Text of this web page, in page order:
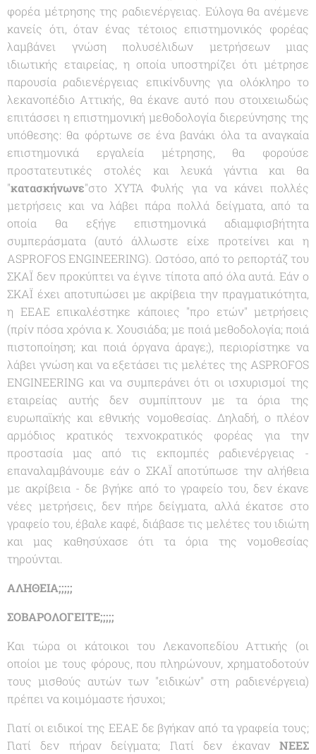
φορέα μέτρησης της ραδιενέργειας. Εύλογα θα ανέμενε
κανείς ότι, όταν ένας τέτοιος επιστημονικός φορέας
λαμβάνει γνώση πολυσέλιδων μετρήσεων μιας
ιδιωτικής εταιρείας, η οποία υποστηρίζει ότι μέτρησε
παρουσία ραδιενέργειας επικίνδυνης για ολόκληρο το
λεκανοπέδιο Αττικής, θα έκανε αυτό που στοιχειωδώς
επιτάσσει η επιστημονική μεθοδολογία διερεύνησης της
υπόθεσης: θα φόρτωνε σε ένα βανάκι όλα τα αναγκαία
επιστημονικά εργαλεία μέτρησης, θα φορούσε
προστατευτικές στολές και λευκά γάντια και θα
"κατασκήνωνε"στο ΧΥΤΑ Φυλής για να κάνει πολλές
μετρήσεις και να λάβει πάρα πολλά δείγματα, από τα
οποία θα εξήγε επιστημονικά αδιαμφισβήτητα
συμπεράσματα (αυτό άλλωστε είχε προτείνει και η
ASPROFOS ENGINEERING). Ωστόσο, από το ρεπορτάζ του
ΣΚΑΪ δεν προκύπτει να έγινε τίποτα από όλα αυτά. Εάν ο
ΣΚΑΪ έχει αποτυπώσει με ακρίβεια την πραγματικότητα,
η ΕΕΑΕ επικαλέστηκε κάποιες "προ ετών" μετρήσεις
(πρίν πόσα χρόνια κ. Χουσιάδα; με ποιά μεθοδολογία; ποιά
πιστοποίηση; και ποιά όργανα άραγε;), περιορίστηκε να
λάβει γνώση και να εξετάσει τις μελέτες της ASPROFOS
ENGINEERING και να συμπεράνει ότι οι ισχυρισμοί της
εταιρείας αυτής δεν συμπίπτουν με τα όρια της
ευρωπαϊκής και εθνικής νομοθεσίας. Δηλαδή, ο πλέον
αρμόδιος κρατικός τεχνοκρατικός φορέας για την
προστασία μας από τις εκπομπές ραδιενέργειας -
επαναλαμβάνουμε εάν ο ΣΚΑΪ αποτύπωσε την αλήθεια
με ακρίβεια - δε βγήκε από το γραφείο του, δεν έκανε
νέες μετρήσεις, δεν πήρε δείγματα, αλλά έκατσε στο
γραφείο του, έβαλε καφέ, διάβασε τις μελέτες του ιδιώτη
και μας καθησύχασε ότι τα όρια της νομοθεσίας
τηρούνται.
ΑΛΗΘΕΙΑ;;;;;
ΣΟΒΑΡΟΛΟΓΕΙΤΕ;;;;;
Και τώρα οι κάτοικοι του Λεκανοπεδίου Αττικής (οι
οποίοι με τους φόρους, που πληρώνουν, χρηματοδοτούν
τους μισθούς αυτών των "ειδικών" στη ραδιενέργεια)
πρέπει να κοιμόμαστε ήσυχοι;
Γιατί οι ειδικοί της ΕΕΑΕ δε βγήκαν από τα γραφεία τους;
Γιατί δεν πήραν δείγματα; Γιατί δεν έκαναν ΝΕΕΣ